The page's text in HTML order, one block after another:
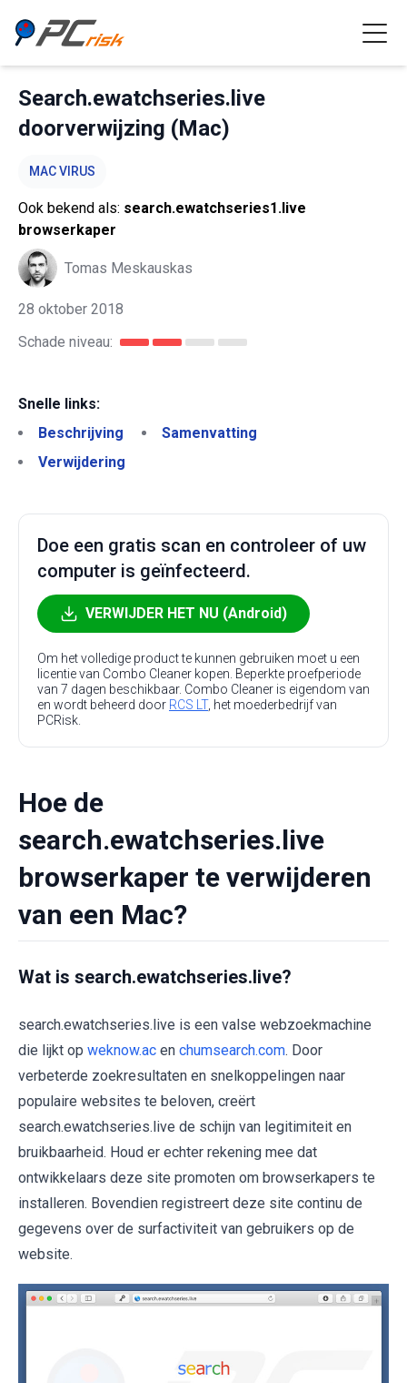
Search.ewatchseries.live
doorverwijzing (Mac)
MAC VIRUS
Ook bekend als: search.ewatchseries1.live
browserkaper
Tomas Meskauskas
28 oktober 2018
Schade niveau:
Snelle links:
Beschrijving
Samenvatting
Verwijdering
Doe een gratis scan en controleer of uw
computer is geïnfecteerd.
VERWIJDER HET NU (Android)
Om het volledige product te kunnen gebruiken moet u een
licentie van Combo Cleaner kopen. Beperkte proefperiode
van 7 dagen beschikbaar. Combo Cleaner is eigendom van
en wordt beheerd door RCS LT, het moederbedrijf van
PCRisk.
Hoe de
search.ewatchseries.live
browserkaper te verwijderen
van een Mac?
Wat is search.ewatchseries.live?
search.ewatchseries.live is een valse webzoekmachine
die lijkt op weknow.ac en chumsearch.com. Door
verbeterde zoekresultaten en snelkoppelingen naar
populaire websites te beloven, creërt
search.ewatchseries.live de schijn van legitimiteit en
bruikbaarheid. Houd er echter rekening mee dat
ontwikkelaars deze site promoten om browserkapers te
installeren. Bovendien registreert deze site continu de
gegevens over de surfactiviteit van gebruikers op de
website.